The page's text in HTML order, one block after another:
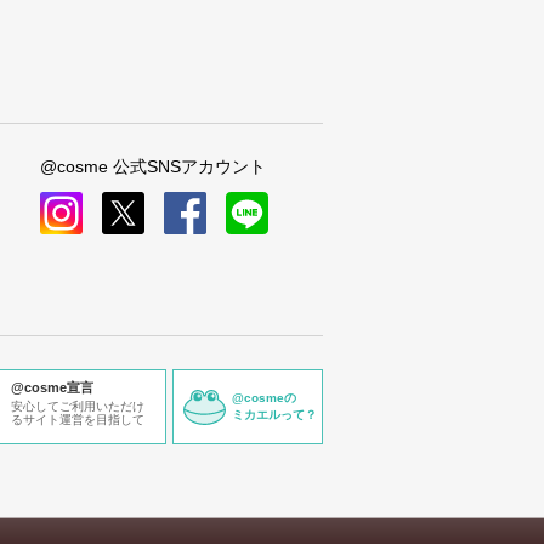
@cosme 公式SNSアカウント
@cosme宣言
安心してご利用いただけ
るサイト運営を目指して
@cosmeの
ミカエルって？